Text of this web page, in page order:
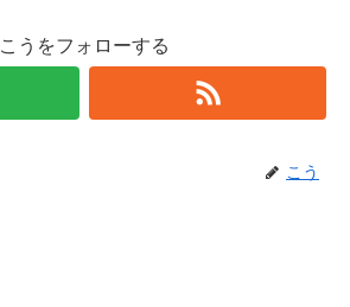
こうをフォローする
こう